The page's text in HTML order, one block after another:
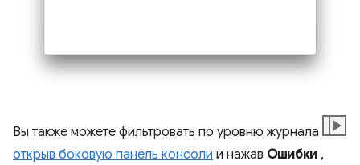
Вы также можете фильтровать по уровню журнала
открыв боковую панель консоли и нажав Ошибки ,